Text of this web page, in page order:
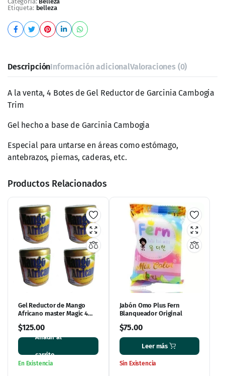
DescripciónInformación adicional
A la venta, 4 Botes de Gel Reductor de Garcinia Cambogia
Gel hecho a base de Garcinia Cambogia
antebrazos, piernas, caderas, etc.
Productos Relacionados
Gel Reductor de Mango
Africano master Magic 4
Añadir al
carrito
En Existencia
Jabón Omo Plus Fern
Blanqueador Original
75.00
Leer más
Sin Existencia